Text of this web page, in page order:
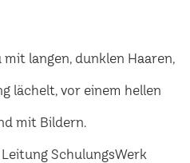
Leitung SchulungsWerk